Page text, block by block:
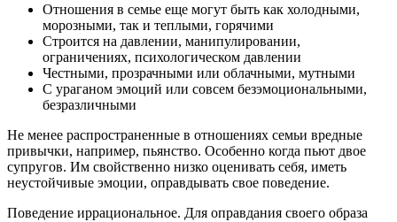
Отношения в семье еще могут быть как холодными,
морозными, так и теплыми, горячими
Строится на давлении, манипулировании,
ограничениях, психологическом давлении
Честными, прозрачными или облачными, мутными
С ураганом эмоций или совсем безэмоциональными,
безразличными
Не менее распространенные в отношениях семьи вредные
привычки, например, пьянство. Особенно когда пьют двое
супругов. Им свойственно низко оценивать себя, иметь
неустойчивые эмоции, оправдывать свое поведение.
Поведение иррациональное. Для оправдания своего образа